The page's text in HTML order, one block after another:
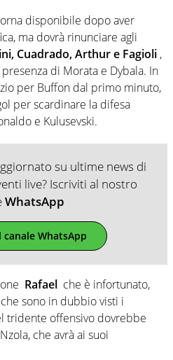
disponibile dopo aver
ma dovrà rinunciare agli
Cuadrado, Arthur e Fagioli ,
di Morata e Dybala. In
per Buffon dal primo minuto,
per scardinare la difesa
e Kulusevski.
su ultime news di
live? Iscriviti al nostro
WhatsApp
canale WhatsApp
Rafael che è infortunato,
che sono in dubbio visti i
tridente offensivo dovrebbe
che avrà ai suoi